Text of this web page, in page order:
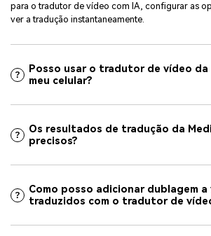
para o tradutor de vídeo com IA, configurar as
ver a tradução instantaneamente.
Posso usar o tradutor de vídeo da
meu celular?
Os resultados de tradução da
precisos?
Como posso adicionar dublagem a
traduzidos com o tradutor de